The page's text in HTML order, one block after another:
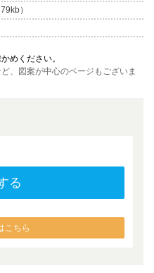
）
めください。
、図案が中心のページもございま
る
こちら